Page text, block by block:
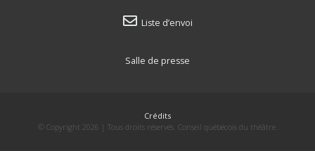
Liste d’envoi
Salle de presse
Crédits
© Copyright 2026 | Tous droits réservés. Conseil québécois du théâtre.